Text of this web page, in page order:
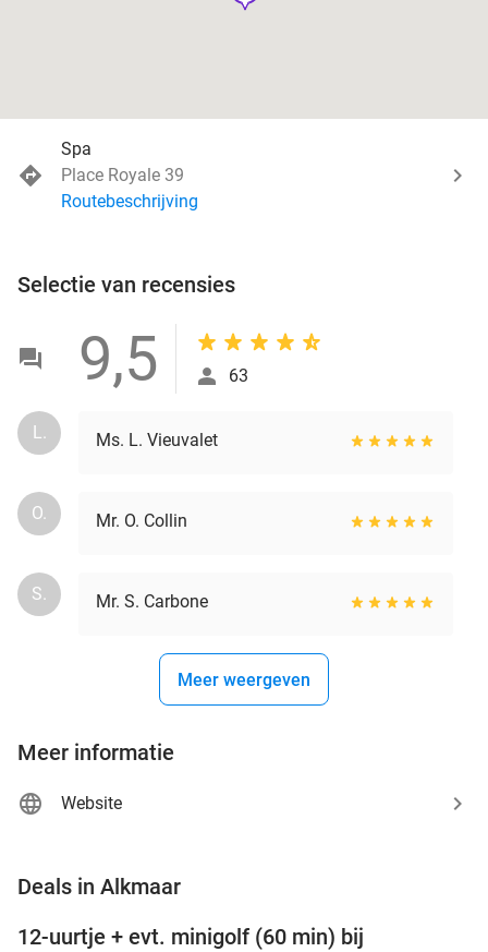
Spa
Place Royale 39
Routebeschrijving
Selectie van recensies
9,5 63
L. Ms. L. Vieuvalet
O. Mr. O. Collin
S. Mr. S. Carbone
Meer weergeven
Meer informatie
Website
Deals in Alkmaar
12-uurtje + evt. minigolf (60 min) bij